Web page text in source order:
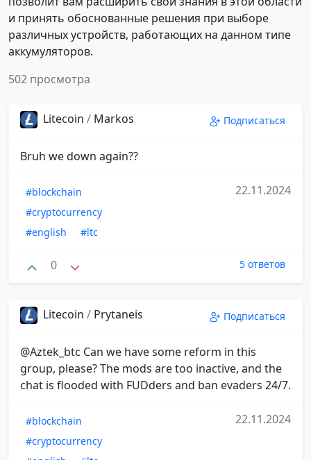
и принять обоснованные решения при выборе
различных устройств, работающих на данном типе
аккумуляторов.
502 просмотра
Litecoin / Markos Подписаться
Bruh we down again??
#blockchain
#cryptocurrency
#english
#ltc
22.11.2024
0 5 ответов
Litecoin / Prytaneis Подписаться
@Aztek_btc Can we have some reform in this
group, please? The mods are too inactive, and the
chat is flooded with FUDders and ban evaders 24/7.
#blockchain
#cryptocurrency
22.11.2024